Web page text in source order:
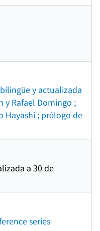
y actualizada
y Rafael Domingo ;
Hayashi ; prólogo de
a 30 de
series